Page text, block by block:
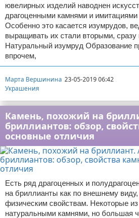
ювелирных изделий наводнен
драгоценными камнями и
Особенно это касается изумрудов,
выращивать их стали вторыми, сразу
Натуральный изумруд Образование
впрочем,
Марта Вершинина 23-05-2019 06:42
Украшения
Камень, похожий на
бриллиантов: обзор,
основные отличия
Есть ряд драгоценных и
на бриллианты как по внешнему виду,
физическим свойствам. Некоторые
натуральными камнями, но большая